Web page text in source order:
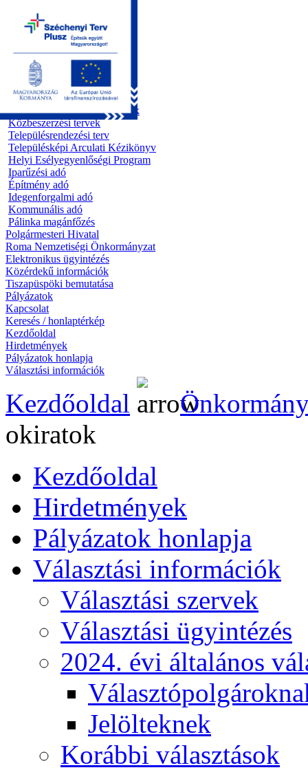
Kezdőoldal
Önkormányzat
Előterjesztések
Testületi ülések
Polgármesteri döntések
Bizottsági ülések
Rendeletek 1995 - 2013
Rendeletek 2014 - 2026
Szabályzatok/Alapító okiratok
Közbeszerzési tervek
Településrendezési terv
Településképi Arculati Kézikönyv
Helyi Esélyegyenlőségi Program
Iparűzési adó
Építmény adó
Idegenforgalmi adó
Kommunális adó
Pálinka magánfőzés
Polgármesteri Hivatal
Roma Nemzetiségi Önkormányzat
Elektronikus ügyintézés
Közérdekű információk
Tiszapüspöki bemutatása
Pályázatok
Kapcsolat
Keresés / honlaptérkép
Kezdőoldal
Hirdetmények
Pályázatok honlapja
Választási információk
Kezdőoldal
okiratok
Kezdőoldal
Hirdetmények
Pályázatok honlapja
Választási információk
Választási szervek
Választási ügyintézés
2024. évi általános
Jelölteknek
Korábbi választások